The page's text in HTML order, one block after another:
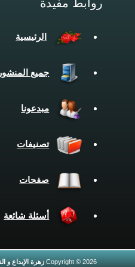
روابط مفيدة
الرئيسية
جميع
مبدعونا
تصنيفات
صفحات
أسئلة شائعة
Copyright © 2026 زهرة الإبداع و